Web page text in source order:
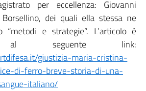
per eccellenza: Giovanni
dei quali ella stessa ne
“metodi e strategie”. L’articolo è
al seguente link:
giustizia-maria-cristina-
di-ferro-breve-storia-di-una-
italiano/